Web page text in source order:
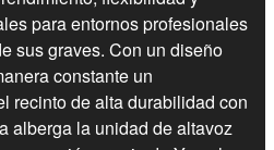
para entornos profesionales
sus graves. Con un diseño
constante un
recinto de alta durabilidad con
alberga la unidad de altavoz